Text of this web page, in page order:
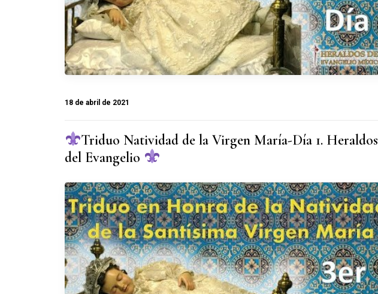
18 de abril de 2021
Triduo Natividad de la Virgen María-Día 1. Heraldos
del Evangelio